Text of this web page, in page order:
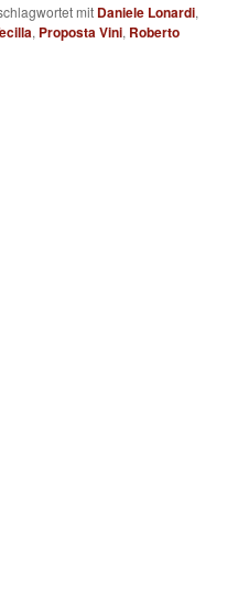
mit Daniele Lonardi,
, Proposta Vini, Roberto